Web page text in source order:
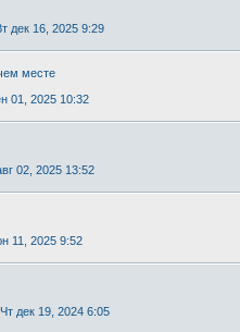
дек 16, 2025 9:29
месте
01, 2025 10:32
02, 2025 13:52
11, 2025 9:52
Чт дек 19, 2024 6:05